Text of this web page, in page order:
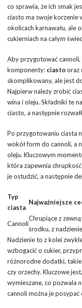
co sprawia, że ich smak
ciasto ma swoje korzenie
okolicach karnawału, ale
cukierniach na całym
Aby przygotować
komponenty: ciastooraz
skomplikowany, ale jest
Najpierw należy zrobić
wina i oleju. Składniki te
ciasto, a następnie
Po przygotowaniu ciasta
wokół form do cannoli, a
oleju. Kluczowym
która zapewnia
je ostudzić, a następnie
Typ
ciasta
Najważniejsze
Cannoli
Chrupiące z
środku, z
Nadzienie to z kolei
wzbogacić o cukier,
różnorodne dodatki,
czy orzechy. Kluczowe
wymieszane, co pozwala
cannoli można je